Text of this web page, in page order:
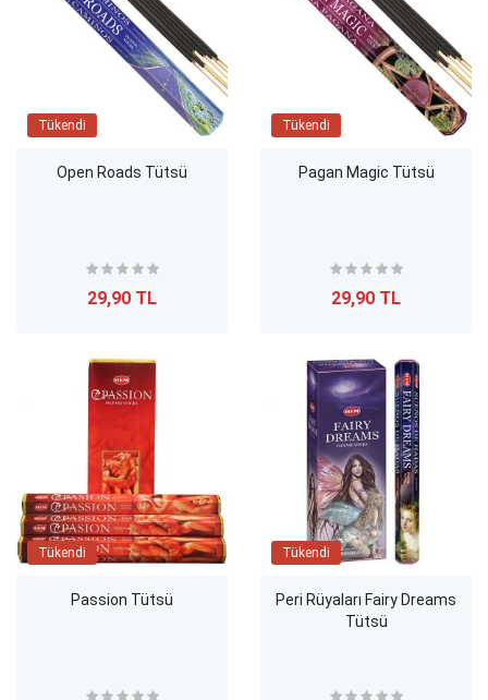
Tükendi
Open Roads Tütsü
29,90 TL
Tükendi
Pagan Magic Tütsü
29,90 TL
Tükendi
Passion Tütsü
Tükendi
Peri Rüyaları Fairy Dreams
Tütsü